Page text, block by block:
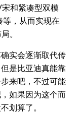
和紧凑型双模
，从而实现在
。
实会逐渐取代传
是比亚迪真能靠
来吧，不过可能
如果因为这个而
划算了。